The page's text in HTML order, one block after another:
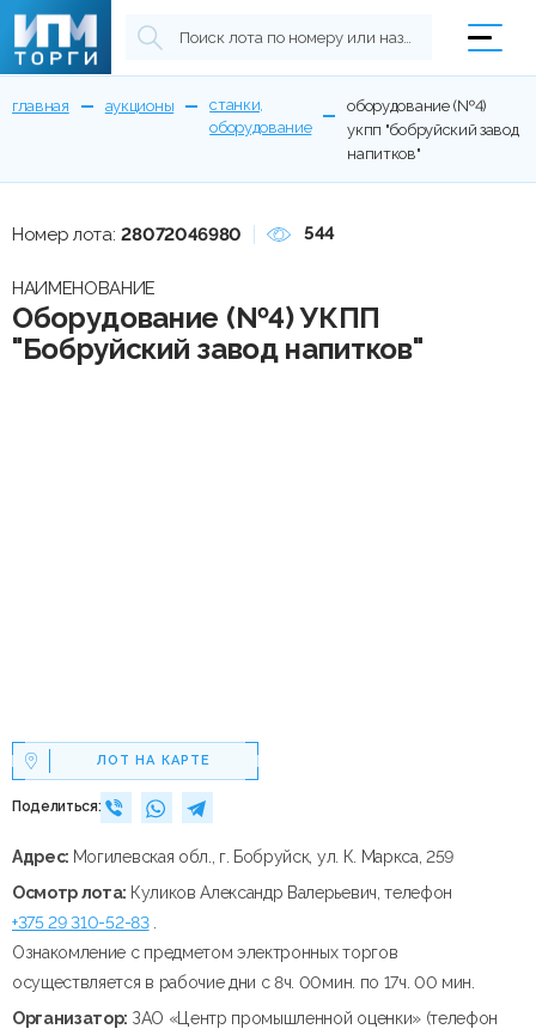
главная аукционы
станки,
оборудование
оборудование (№4)
укпп "бобруйский завод
напитков"
ЛОТ НА КАРТЕ
Поделиться:
Номер лота: 28072046980 544
НАИМЕНОВАНИЕ
Оборудование (№4) УКПП
"Бобруйский завод напитков"
Адрес: Могилевская обл., г. Бобруйск, ул. К. Маркса, 259
Осмотр лота: Куликов Александр Валерьевич, телефон
+375 29 310-52-83.
Ознакомление с предметом электронных торгов
осуществляется в рабочие дни с 8ч. 00мин. по 17ч. 00 мин.
Организатор: ЗАО «Центр промышленной оценки» (телефон